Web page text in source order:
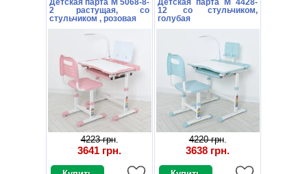
Детская парта M 5068-8-
2 растущая, со
стульчиком , розовая
4223 грн.
3641 грн.
Детская парта M 4428-
12 со стульчиком,
голубая
4220 грн.
3638 грн.